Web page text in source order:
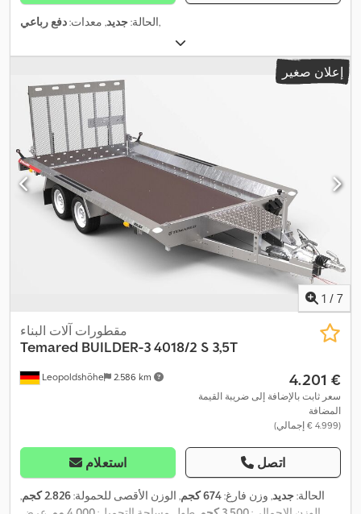
الحالة:جديد, معدات:دفع رباعي ,
إعلان صغير
1 / 7
Leopoldshöhe 2.586 km
مقطورات آلات البناء
Temared BUILDER-3 4018/2 S 3,5T
‏4.201 €
سعر ثابت بالإضافة إلى ضريبة القيمة
المضافة
(‏4.999 € إجمالي)
استعلام اتصل
الحالة:جديد, وزن فارغ:674 كجم , الوزن الأقصى للحمولة:2.826 كجم
,